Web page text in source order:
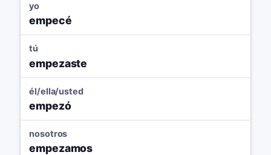
yo
empecé
tú
empezaste
él/ella/usted
empezó
nosotros
empezamos